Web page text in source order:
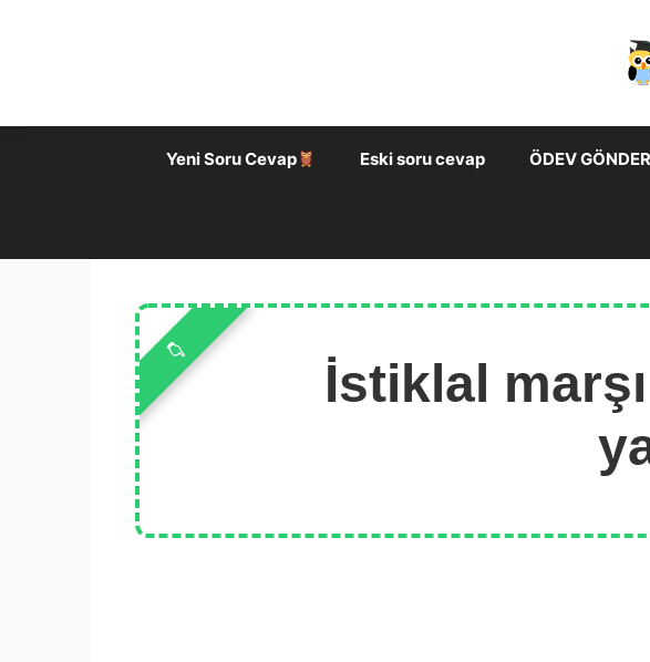
Yeni Soru Cevap Eski soru cevap ÖDEV
İstiklal